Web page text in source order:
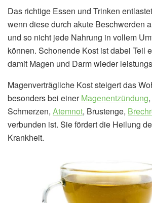
Das richtige Essen und Trinken
wenn diese durch akute Beschwerden
und so nicht jede Nahrung in vollem
können. Schonende Kost ist dabei Teil
damit Magen und Darm wieder
Magenverträgliche Kost steigert das
besonders bei einerMagenentzündung
Schmerzen, Atemnot, Brustenge,
verbunden ist. Sie fördert die Heilung
Krankheit.